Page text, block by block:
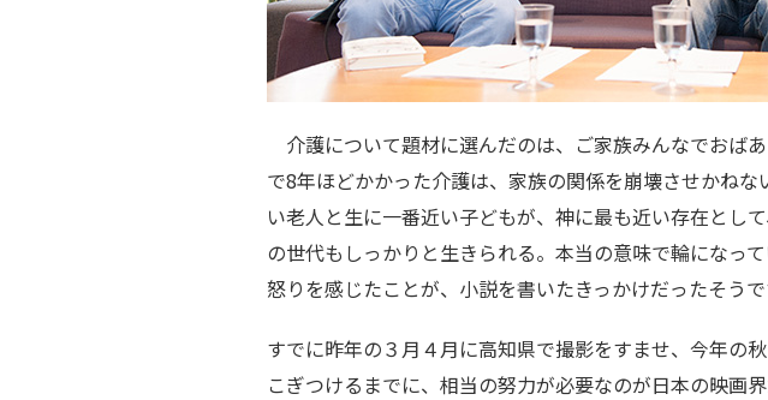
介護について題材に選んだのは、ご家族みんなでおば
で8年ほどかかった介護は、家族の関係を崩壊させかね
い老人と生に一番近い子どもが、神に最も近い存在とし
の世代もしっかりと生きられる。本当の意味で輪になっ
怒りを感じたことが、小説を書いたきっかけだったそうで
すでに昨年の３月４月に高知県で撮影をすませ、今年の
こぎつけるまでに、相当の努力が必要なのが日本の映画